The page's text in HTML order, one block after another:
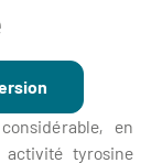
en
tyrosine